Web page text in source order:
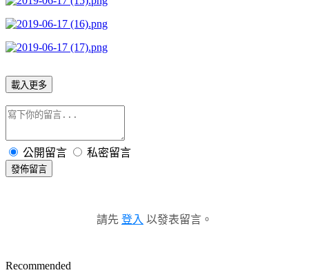
載入更多
公開留言 私密留言
發佈留言
請先 登入 以發表留言。
Recommended